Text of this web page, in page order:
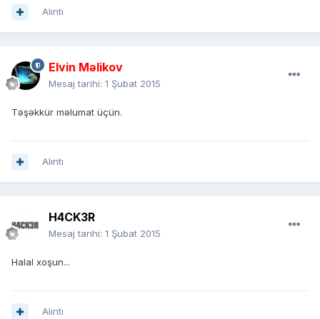
Alıntı
Elvin Məlikov
Mesaj tarihi: 1 Şubat 2015
Təşəkkür məlumat üçün.
Alıntı
H4CK3R
Mesaj tarihi: 1 Şubat 2015
Halal xoşun...
Alıntı